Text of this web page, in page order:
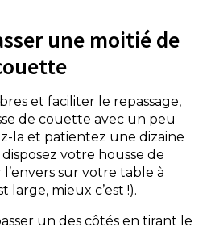
une moitié de
et faciliter le repassage,
de couette avec un peu
la et patientez une dizaine
votre housse de
sur votre table à
large, mieux c’est !).
un des côtés en tirant le